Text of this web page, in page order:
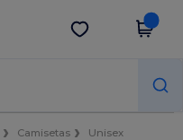
Descargar app
Camisetas
Unisex